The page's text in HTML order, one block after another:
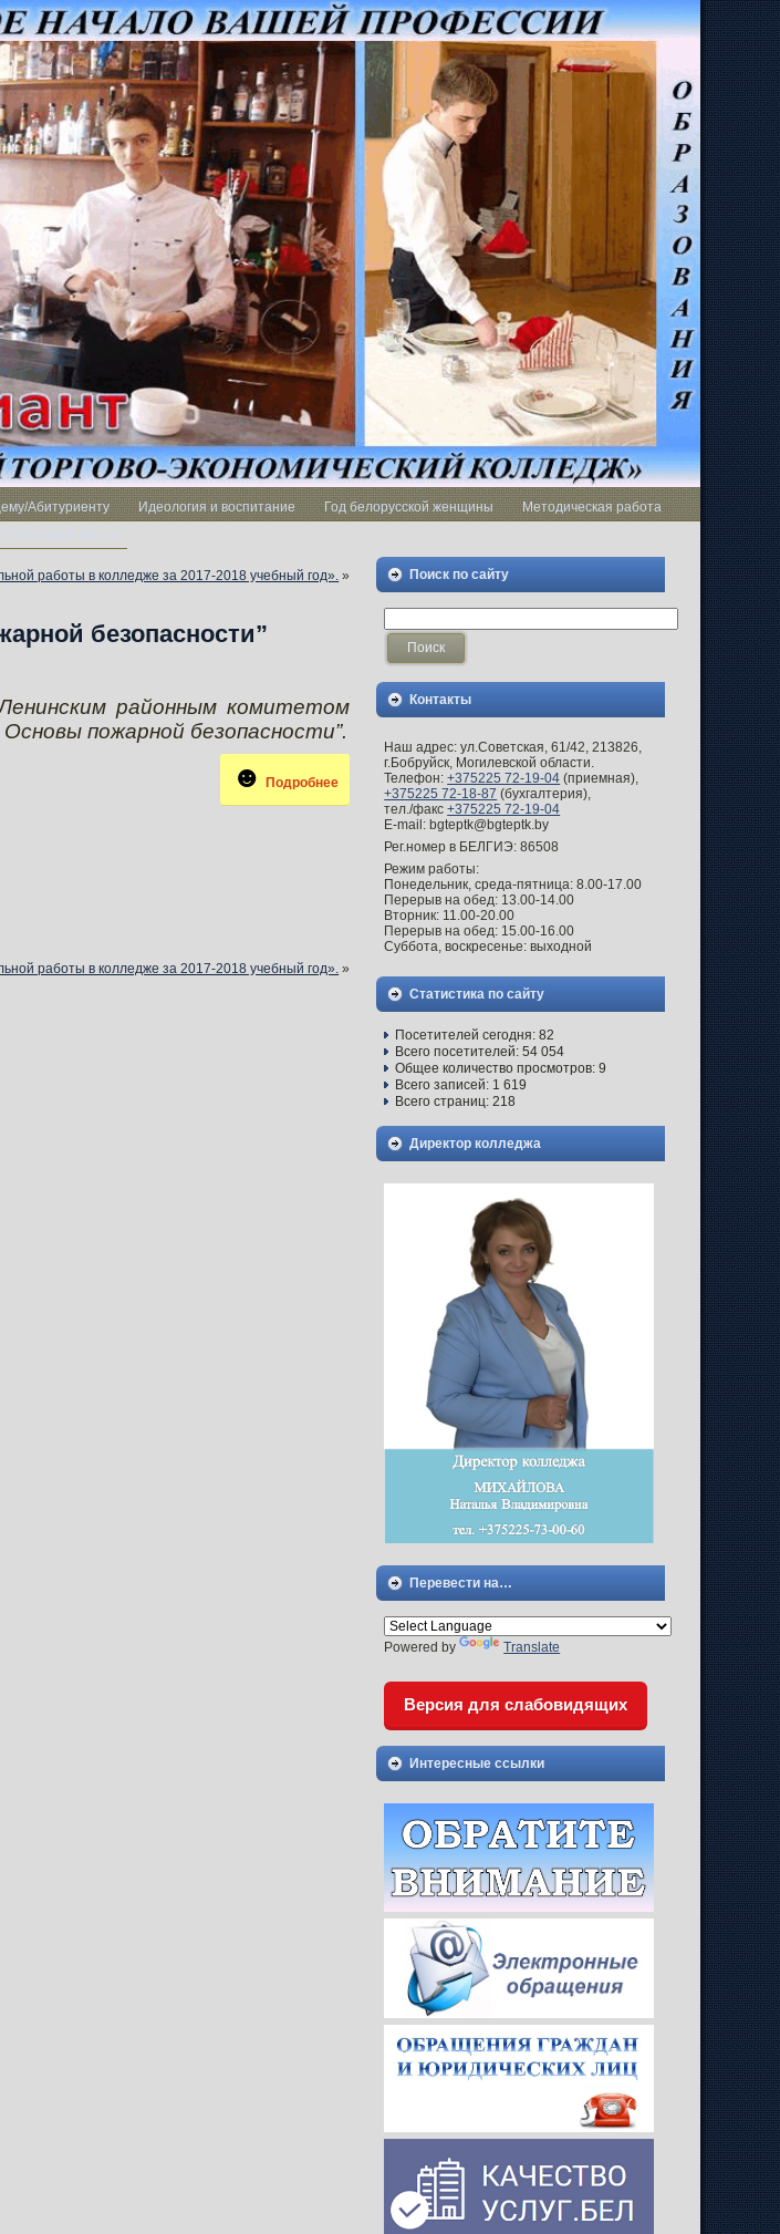
Абитуриенту Идеология и воспитание Год белорусской женщины
Методическая работа
работы в колледже за 2017-2018 учебный год». »
безопасности”
районным комитетом
пожарной безопасности”.
Подробнее
работы в колледже за 2017-2018 учебный год». »
Поиск по сайту
Контакты
Наш адрес: ул.Советская, 61/42, 213826,
г.Бобруйск, Могилевской области.
Телефон:+375225 72-19-04 (приемная),
+375225 72-18-87 (бухгалтерия),
тел./факс+375225 72-19-04
E-mail: bgteptk@bgteptk.by
Рег.номер в БЕЛГИЭ: 86508
Режим работы:
Понедельник, среда-пятница: 8.00-17.00
Перерыв на обед: 13.00-14.00
Вторник: 11.00-20.00
Перерыв на обед: 15.00-16.00
Суббота, воскресенье: выходной
Статистика по сайту
Посетителей сегодня:82
Всего посетителей:54 054
Общее количество просмотров:9
Всего записей: 1 619
Всего страниц:218
Директор колледжа
Перевести на…
Powered by Translate
Версия для слабовидящих
Интересные ссылки